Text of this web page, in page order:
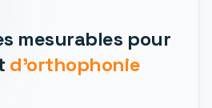
mesurables pour
d'orthophonie